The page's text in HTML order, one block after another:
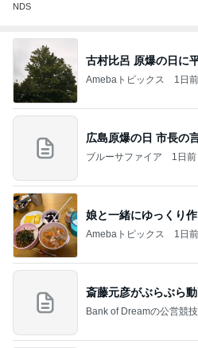
NDS
古村比呂 原爆の日に
Amebaトピックス 1日前
広島原爆の日 市長の
ブルーサファイア 1日前
娘と一緒にゆっくり
Amebaトピックス 1日前
斎藤元彦がぶらぶら
Bank of Dreamの公営競